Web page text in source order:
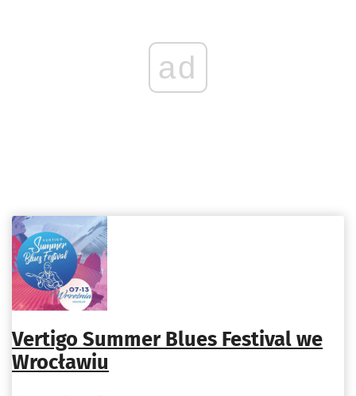
ad
Vertigo Summer Blues Festival we
Wrocławiu